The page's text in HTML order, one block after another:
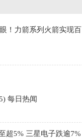
！力箭系列火箭实现百
每日热闻
超5% 三星电子跌逾7%